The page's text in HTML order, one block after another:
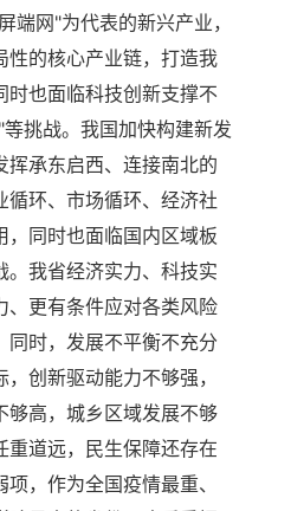
端网"为代表的新兴产业，
性的核心产业链，打造我
时也面临科技创新支撑不
挑战。我国加快构建新发
挥承东启西、连接南北的
循环、市场循环、经济社
，同时也面临国内区域板
。我省经济实力、科技实
、更有条件应对各类风险
同时，发展不平衡不充分
创新驱动能力不够强，
够高，城乡区域发展不够
重道远，民生保障还存在
，作为全国疫情最重、